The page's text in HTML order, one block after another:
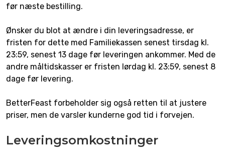
før næste bestilling.
Ønsker du blot at ændre i din leveringsadresse, er
fristen for dette med Familiekassen senest tirsdag kl.
23:59, senest 13 dage før leveringen ankommer. Med de
andre måltidskasser er fristen lørdag kl. 23:59, senest 8
dage før levering.
BetterFeast forbeholder sig også retten til at justere
priser, men de varsler kunderne god tid i forvejen.
Leveringsomkostninger